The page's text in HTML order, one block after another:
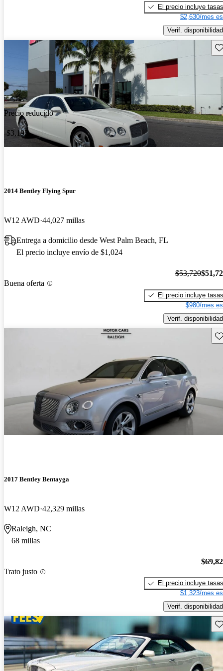
El precio incluye tasas
$2,630/mes
Verif. disponibilidad
Precio reducido
-$3,195
2014 Bentley Flying Spur
W12 AWD 44,027 millas
Entrega a domicilio desde West Palm Beach, FL
El precio incluye envío de $1,024
Buena oferta
$53,720
El precio incluye tasas
$980/mes
Verif. disponibilidad
2017 Bentley Bentayga
W12 AWD 42,329 millas
Raleigh, NC
68 millas
Trato justo
El precio incluye tasas
$1,323/mes
Verif. disponibilidad